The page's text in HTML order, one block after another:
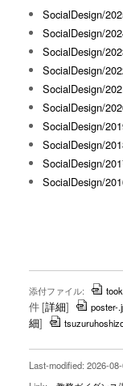
SocialDesign/
SocialDesign/
SocialDesign/
SocialDesign/
SocialDesign/
SocialDesign/
SocialDesign/
SocialDesign/
SocialDesign/
SocialDesign/
添付ファイル:
件[詳細] poster-
細]
Last-modified: 2026-